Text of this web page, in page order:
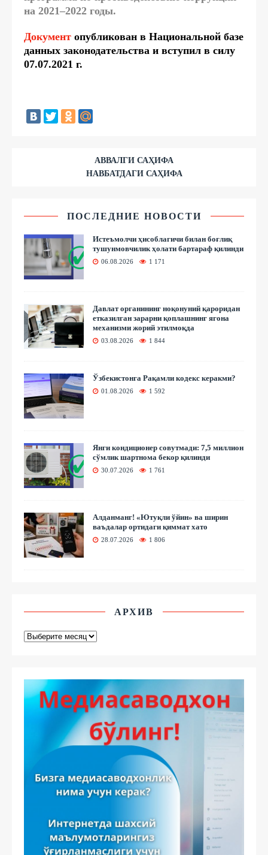
на 2021–2022 годы.
Документ опубликован в Национальной базе
данных законодательства и вступил в силу
07.07.2021 г.
АВВАЛГИ САҲИФА
НАВБАТДАГИ САҲИФА
ПОСЛЕДНИЕ НОВОСТИ
Истеъмолчи ҳисоблагичи билан боғлиқ
тушунмовчилик ҳолати бартараф қилинди
06.08.2026 1 171
Давлат органининг ноқонуний қароридан
етказилган зарарни қоплашнинг ягона
механизми жорий этилмоқда
03.08.2026 1 844
Ўзбекистонга Рақамли кодекс керакми?
01.08.2026 1 592
Янги кондиционер совутмади: 7,5 миллион
сўмлик шартнома бекор қилинди
30.07.2026 1 761
Алданманг! «Ютуқли ўйин» ва ширин
ваъдалар ортидаги қиммат хато
28.07.2026 1 806
АРХИВ